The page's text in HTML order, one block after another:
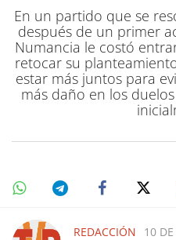
En un partido que se
después de un primer
Numancia le costó
retocar su
estar más juntos para
más daño en los
REDACCIÓN 10